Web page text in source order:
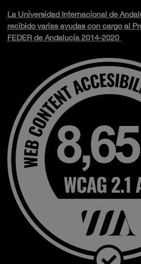
La Universidad Internacional de
recibido varias ayudas con cargo al
FEDER de Andalucía 2014-2020